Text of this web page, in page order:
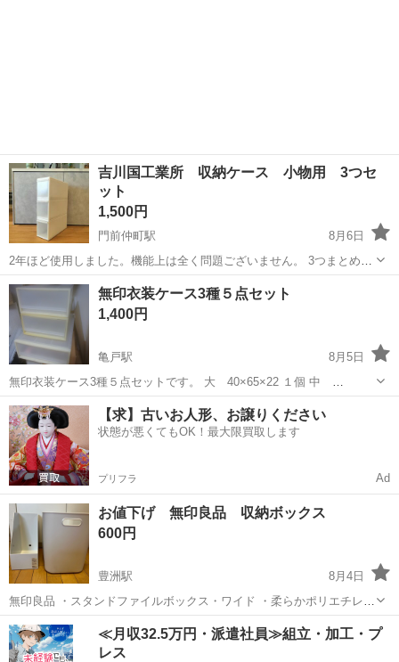
吉川国工業所 収納ケース 小物用 3つセ
ット
1,500円
門前仲町駅
8月6日
2年ほど使用しました。機能上は全く問題ございません。 3つまとめて
お取引いただける方を優先させていただきます。 （単体または2つで
ご希望の場合は700円/個とさせていただきます） MOS-01 組み合わせ
て使え...
東京 江東区 門前仲町駅 収納家具 ケース
無印衣装ケース3種５点セット
1,400円
亀戸駅
8月5日
無印衣装ケース3種５点セットです。 大 40×65×22 １個 中
40×65×17 ２個 小 34×44×17 ２個 お問い合わせ前にプロフィールを
一読下さい。 ◆初回問い合わせの際はテンプレート文のみだけで...
東京 江東区 亀戸駅 収納家具
【求】古いお人形、お譲りください
状態が悪くてもOK！最大限買取します
プリフラ Ad
お値下げ 無印良品 収納ボックス
600円
豊洲駅
8月4日
無印良品 ・スタンドファイルボックス・ワイド ・柔らかポリエチレン
ケース・深 2点セットです(定価は約1900円) 民泊用のお部屋で美品収
納に使用していましたが、利用頻度が低く比較的に綺麗な状態かと思
います。 ...
東京 江東区 豊洲駅 収納家具 無印良品
≪月収32.5万円・派遣社員≫組立・加工・プ
レス